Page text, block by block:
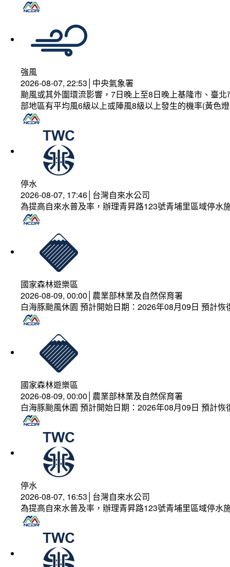
強風
2026-08-07, 22:53│中央氣象署
颱風或其外圍環流影響，7日晚上至8日晚上基隆市、臺
部地區有平均風6級以上或陣風8級以上發生的機率(黃色
停水
2026-08-07, 17:46│台灣自來水公司
為提高自來水普及率，辦理青昇路123號青埔里區域停水
國家森林遊樂區
2026-08-09, 00:00│農業部林業及自然保育署
白海豚颱風休園 預計開始日期：2026年08月09日 預計
國家森林遊樂區
2026-08-09, 00:00│農業部林業及自然保育署
白海豚颱風休園 預計開始日期：2026年08月09日 預計
停水
2026-08-07, 16:53│台灣自來水公司
為提高自來水普及率，辦理青昇路123號青埔里區域停水